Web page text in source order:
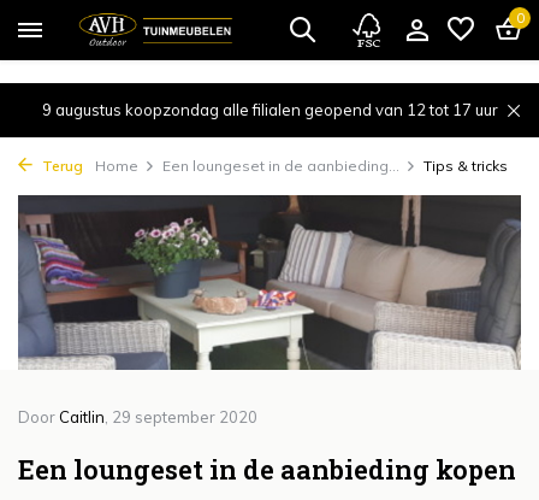
{!!% include 'snippets/cta.rain' %!!} 0
9 augustus koopzondag alle filialen geopend van 12 tot 17 uur
Terug Home Een loungeset in de aanbieding... Tips & tricks
Door Caitlin , 29 september 2020
Een loungeset in de aanbieding kopen